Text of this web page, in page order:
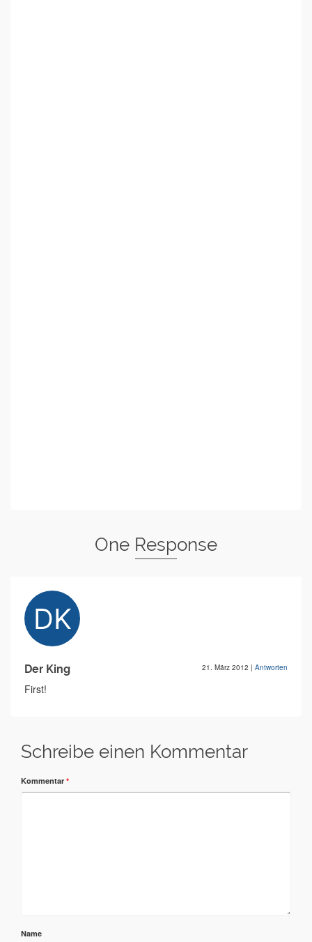
One Response
Der King 21. März 2012 | Antworten
First!
Schreibe einen Kommentar
Kommentar *
Name